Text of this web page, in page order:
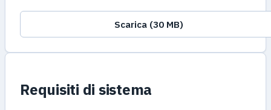
Scarica (30 MB)
Requisiti di sistema